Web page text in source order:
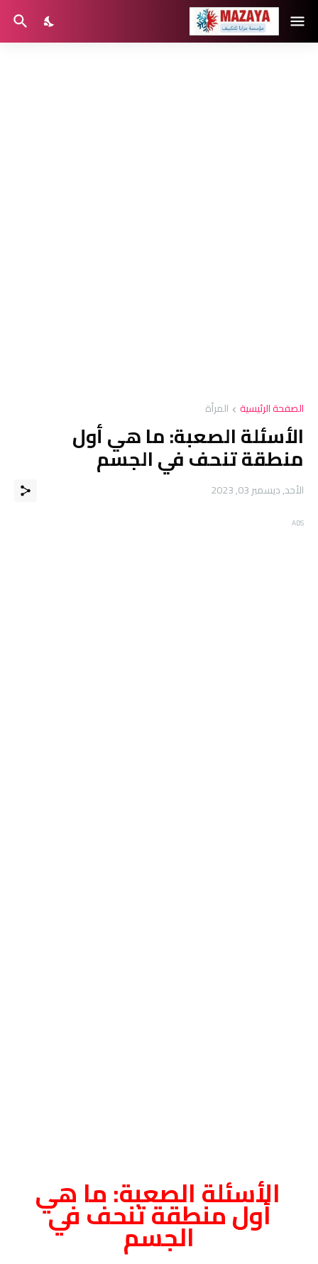
الصفحة الرئيسية المرأة
الأسئلة الصعبة: ما هي أول
منطقة تنحف في الجسم
الأحد, ديسمبر 03, 2023
ADS
الأسئلة الصعبة: ما هي
أول منطقة تنحف في
الجسم